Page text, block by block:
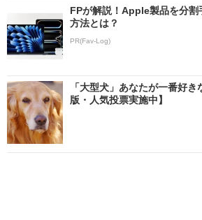
FPが解説！Apple製品を分割
方法とは？
PR(Fav-Log)
「大型犬」あなたが一番好
版・人気投票実施中】